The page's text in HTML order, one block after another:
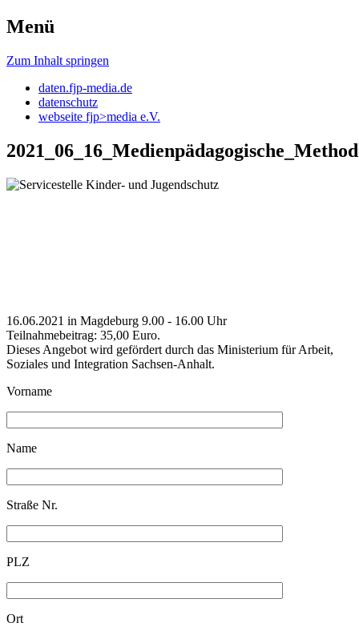
Menü
Zum Inhalt springen
daten.fjp-media.de
datenschutz
webseite fjp>media e.V.
16.06.2021 in Magdeburg 9.00 - 16.00 Uhr
Teilnahmebeitrag: 35,00 Euro.
Dieses Angebot wird gefördert durch das Ministerium für Arbeit,
Soziales und Integration Sachsen-Anhalt.
Vorname
Name
Straße Nr.
PLZ
Ort